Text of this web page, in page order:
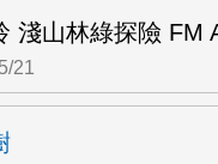
淺山林綠探險 FM
21